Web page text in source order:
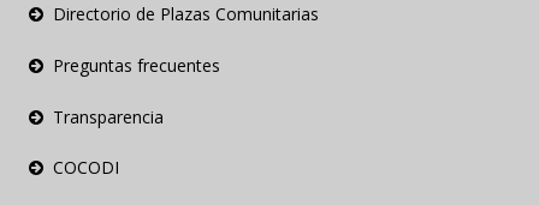
Directorio de Plazas Comunitarias
Preguntas frecuentes
Transparencia
COCODI